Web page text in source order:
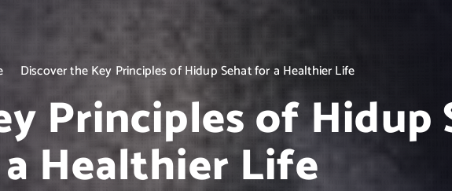
Discover the Key Principles of Hidup Sehat for a Healthier Life
Principles of
a Healthier Life